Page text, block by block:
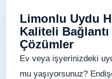
Limonlu Uydu
Kaliteli
Çözümler
Ev veya işyerinizdeki
mu yaşıyorsunuz?